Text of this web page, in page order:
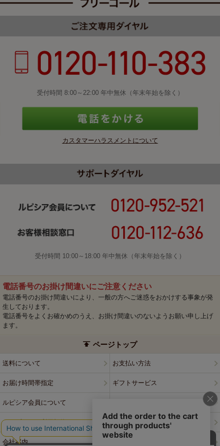
受付時間 8:00～22:00 年中無休（年末年始を除く）
カスタマーハラスメントについて
受付時間 10:00～18:00 年中無休（年末年始を除く）
電話番号のお掛け間違いにご注意ください
電話番号のお掛け間違いにより、一般の方へご迷惑をおかけする事象が発
生しております。
電話番号をよくお確かめのうえ、お掛け間違いのないようお願い申し上げ
ます。
ページトップ
送料について お支払い方法
お届け時間帯指定 ギフトサービス
ルピシア会員について
ウェブサイト利用規約 特定商取引法に基づく表記
会社案内